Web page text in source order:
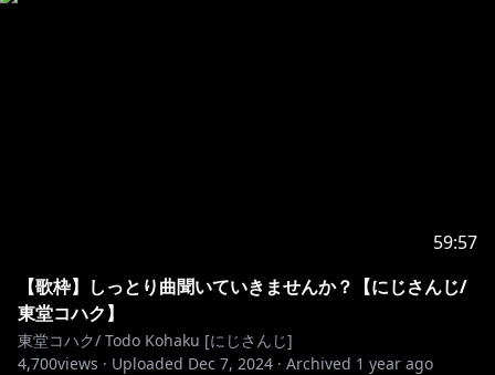
YouTube┊︎https://www.youtube.com/@nextopia_jp
公式X┊︎https://twitter.com/nextopia_JP
公式ストア（BOOTH)┊︎https://nextopia.booth.pm
公式Tiktok┊︎https://www.tiktok.com/@nextopia_jp
59:57
【歌枠】しっとり曲聞いていきませんか？【にじさんじ/
東堂コハク】
東堂コハク/ Todo Kohaku [にじさんじ]
4,700views · Uploaded Dec 7, 2024 · Archived 1 year ago